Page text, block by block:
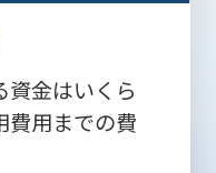
金はいくら
費用までの費